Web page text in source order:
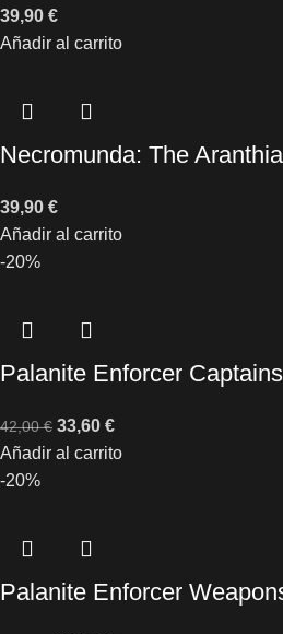
39,90 €
Añadir al carrito
Necromunda: The
39,90 €
Añadir al carrito
-20%
Palanite Enforcer
42,00€ 33,60 €
Añadir al carrito
-20%
Palanite Enforcer